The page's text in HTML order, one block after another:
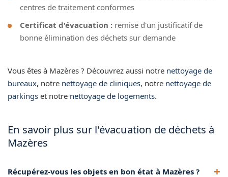
centres de traitement conformes
Certificat d'évacuation : remise d'un justificatif de
bonne élimination des déchets sur demande
Vous êtes à Mazères ? Découvrez aussi notre nettoyage de
bureaux, notre nettoyage de cliniques, notre nettoyage de
parkings et notre nettoyage de logements.
En savoir plus sur l'évacuation de déchets à
Mazères
Récupérez-vous les objets en bon état à Mazères ?